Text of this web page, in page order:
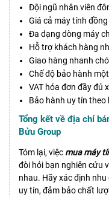
Đội ngũ nhân viên
Giá cả máy tính
Đa dạng dòng máy
Hỗ trợ khách hàng
Giao hàng nhanh
Chế độ bảo hành
VAT hóa đơn đầy đủ
Bảo hành uy tín
Tổng kết về địa chỉ
Bửu Group
Tóm lại, việc mua máy
đòi hỏi bạn nghiên cứu
nhau. Hãy xác định
uy tín, đảm bảo chất